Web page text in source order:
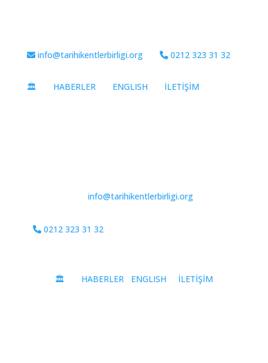
info@tarihikentlerbirligi.org 0212 323 31 32
🏛️ HABERLER ENGLISH İLETİŞİM
info@tarihikentlerbirligi.org
0212 323 31 32
🏛️ HABERLER ENGLISH İLETİŞİM